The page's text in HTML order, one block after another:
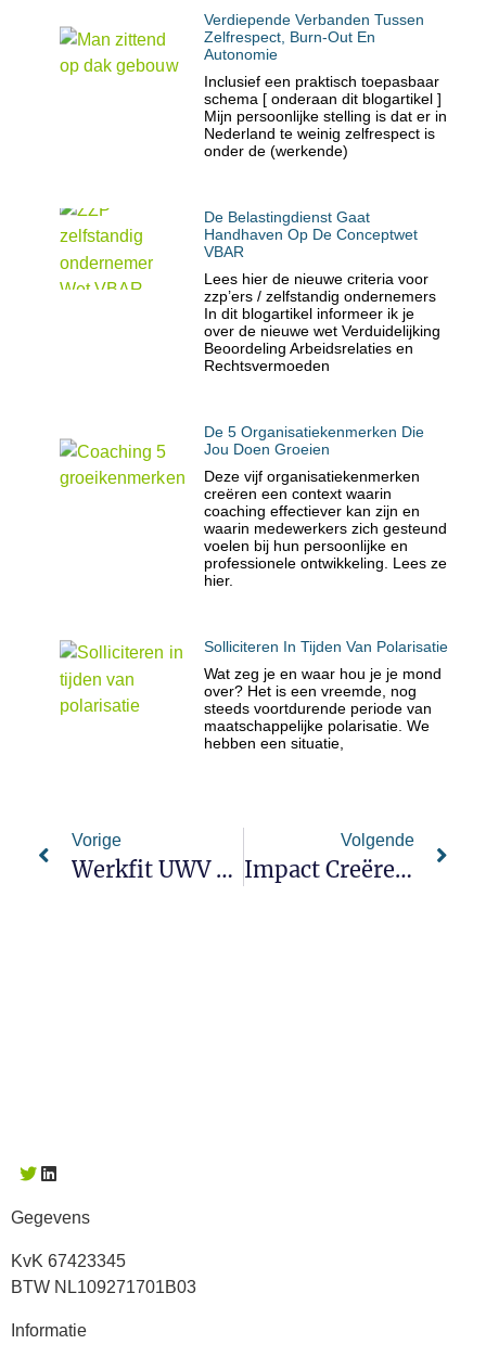
Verdiepende Verbanden Tussen
Zelfrespect, Burn-Out En
Autonomie
Inclusief een praktisch toepasbaar
schema [ onderaan dit blogartikel ]
Mijn persoonlijke stelling is dat er in
Nederland te weinig zelfrespect is
onder de (werkende)
De Belastingdienst Gaat
Handhaven Op De Conceptwet
VBAR
Lees hier de nieuwe criteria voor
zzp’ers / zelfstandig ondernemers
In dit blogartikel informeer ik je
over de nieuwe wet Verduidelijking
Beoordeling Arbeidsrelaties en
Rechtsvermoeden
De 5 Organisatiekenmerken Die
Jou Doen Groeien
Deze vijf organisatiekenmerken
creëren een context waarin
coaching effectiever kan zijn en
waarin medewerkers zich gesteund
voelen bij hun persoonlijke en
professionele ontwikkeling. Lees ze
hier.
Solliciteren In Tijden Van Polarisatie
Wat zeg je en waar hou je je mond
over? Het is een vreemde, nog
steeds voortdurende periode van
maatschappelijke polarisatie. We
hebben een situatie,
Vorige
Werkfit UWV – Hoe Gaat Dat In Z’n Werk?
Volgende
Impact Creëren Voor Elk Sollicitatiegesprek? Stel Deze Vragen
Gegevens
KvK 67423345
BTW NL109271701B03
Informatie